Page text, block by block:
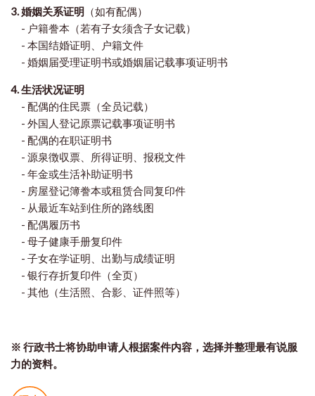
3. 婚姻关系证明 （如有配偶）
- 户籍誊本（若有子女须含子女记载）
- 本国结婚证明、户籍文件
- 婚姻届受理证明书或婚姻届记载事项证明书
4. 生活状况证明
- 配偶的住民票（全员记载）
- 外国人登记原票记载事项证明书
- 配偶的在职证明书
- 源泉徴収票、所得证明、报税文件
- 年金或生活补助证明书
- 房屋登记簿誊本或租赁合同复印件
- 从最近车站到住所的路线图
- 配偶履历书
- 母子健康手册复印件
- 子女在学证明、出勤与成绩证明
- 银行存折复印件（全页）
- 其他（生活照、合影、证件照等）
※ 行政书士将协助申请人根据案件内容，选择并整理最有说服
力的资料。